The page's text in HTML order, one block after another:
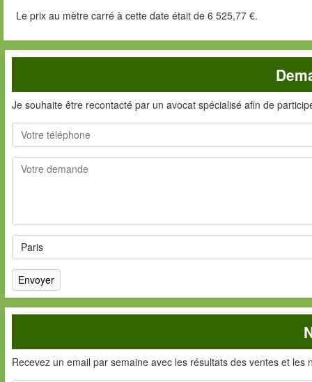
Le prix au mètre carré à cette date était de 6 525,77 €.
Je souhaite être recontacté par un avocat spécialisé afin de
Recevez un email par semaine avec les résultats des ventes et